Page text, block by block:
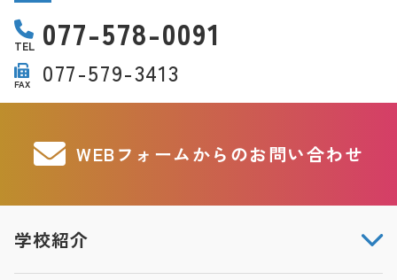
TEL 077-578-0091
FAX 077-579-3413
WEBフォームからのお問い合わせ
学校紹介